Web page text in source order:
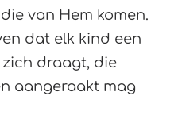
van Hem komen.
dat elk kind een
draagt, die
aangeraakt mag